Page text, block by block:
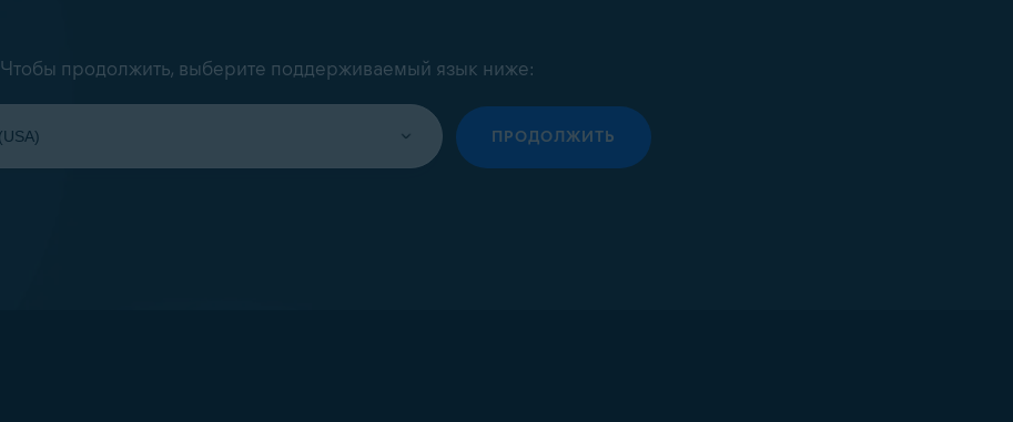
Чтобы продолжить, выберите поддерживаемый язык ниже:
ПРОДОЛЖИТЬ